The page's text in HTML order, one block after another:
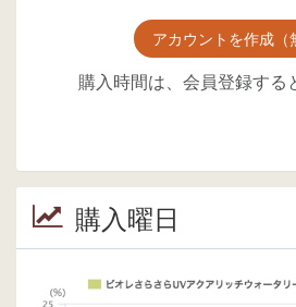
アカウントを作成（
購入時間は、会員登録する
購入曜日